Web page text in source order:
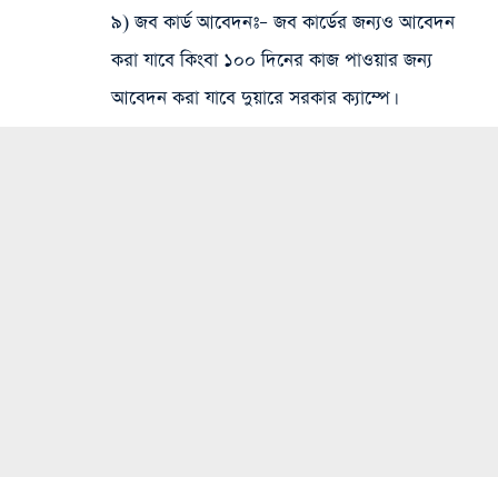
৯) জব কার্ড আবেদনঃ– জব কার্ডের জন্যও আবেদন
করা যাবে কিংবা ১০০ দিনের কাজ পাওয়ার জন্য
আবেদন করা যাবে দুয়ারে সরকার ক্যাম্পে।